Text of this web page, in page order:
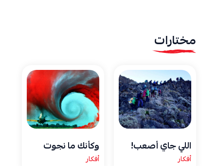
مختارات
اللي جاي أصعب!
أفكار
وكأنك ما نجوت
أفكار